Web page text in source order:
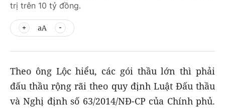
trị trên 10 tỷ đồng.
aA
Theo ông Lộc hiểu, các gói thầu lớn thì phải
đấu thầu rộng rãi theo quy định Luật Đấu thầu
và Nghị định số 63/2014/NĐ-CP của Chính phủ.